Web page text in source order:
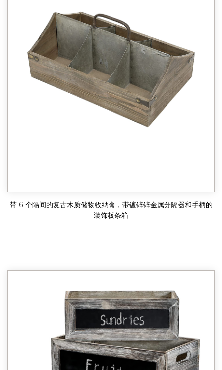
带 6 个隔间的复古木质储物收纳盒，带镀锌锌金属分隔器和手柄的
装饰板条箱